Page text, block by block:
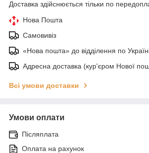
Доставка здійснюється тільки по
Нова Пошта
Самовивіз
«Нова пошта» до відділення по
Адресна доставка (кур'єром Нової
Всі умови доставки
Умови оплати
Післяплата
Оплата на рахунок